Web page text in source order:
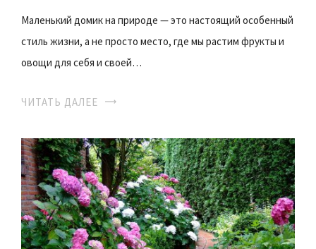
Маленький домик на природе — это настоящий особенный
стиль жизни, а не просто место, где мы растим фрукты и
овощи для себя и своей…
ЧИТАТЬ ДАЛЕЕ